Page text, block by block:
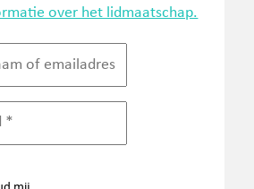
over het lidmaatschap.